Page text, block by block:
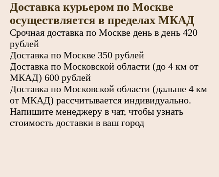
Доставка курьером по Москве
осуществляется в пределах МКАД
Срочная доставка по Москве день в день 420
рублей
Доставка по Москве 350 рублей
Доставка по Московской области (до 4 км от
МКАД) 600 рублей
Доставка по Московской области (дальше 4 км
от МКАД) рассчитывается индивидуально.
Напишите менеджеру в чат, чтобы узнать
стоимость доставки в ваш город